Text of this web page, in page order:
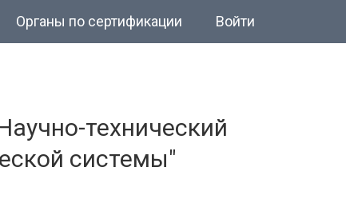
Органы по сертификации Войти
технический
системы"